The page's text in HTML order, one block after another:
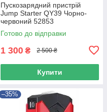
Пускозарядний пристрій
Jump Starter QY39 Чорно-
червоний 52853
Готово до відправки
1 300 ₴ 2 500 ₴
Купити
–35%